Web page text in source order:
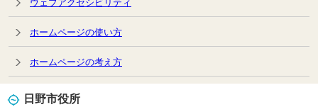
ウェブアクセシビリティ
ホームページの使い方
ホームページの考え方
日野市役所